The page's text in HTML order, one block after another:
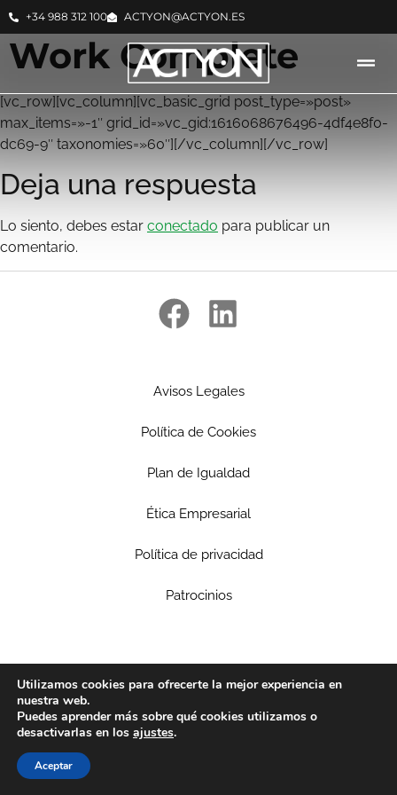
+34 988 312 100 ACTYON@ACTYON.ES
Work Complete
[vc_row][vc_column][vc_basic_grid post_type=»post»
max_items=»-1″ grid_id=»vc_gid:1616068676496-4df4e8f0-
dc69-9″ taxonomies=»60″][/vc_column][/vc_row]
Deja una respuesta
Lo siento, debes estar conectado para publicar un
comentario.
Avisos Legales
Política de Cookies
Plan de Igualdad
Ética Empresarial
Política de privacidad
Patrocinios
Utilizamos cookies para ofrecerte la mejor experiencia en
nuestra web.
Puedes aprender más sobre qué cookies utilizamos o
desactivarlas en los ajustes.
Aceptar